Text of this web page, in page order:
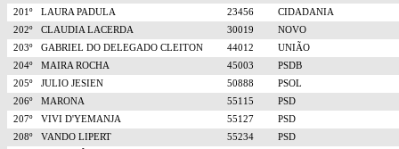
201º
LAURA PADULA 23456
CIDADANIA
202º
CLAUDIA LACERDA 30019
NOVO
203º
GABRIEL DO DELEGADO CLEITON 44012
UNIÃO
204º
MAIRA ROCHA 45003
PSDB
205º
JULIO JESIEN 50888
PSOL
206º
MARONA 55115
PSD
207º
VIVI D'YEMANJA 55127
PSD
208º
VANDO LIPERT 55234
PSD